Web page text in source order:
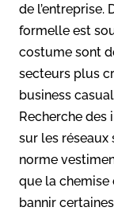
de l’entreprise.
formelle est
costume sont
secteurs plus
business
Recherche des
sur les réseaux
norme
que la chemise
bannir